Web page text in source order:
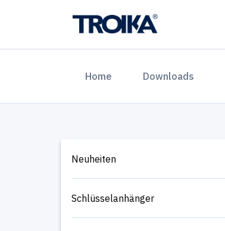
Home (current)Downloads
Neuheiten
Schlüsselanhänger